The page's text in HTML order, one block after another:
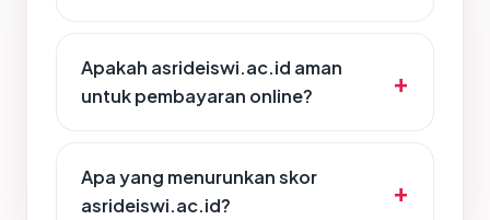
Apakah asrideiswi.ac.id aman
untuk pembayaran online?
Apa yang menurunkan skor
asrideiswi.ac.id?